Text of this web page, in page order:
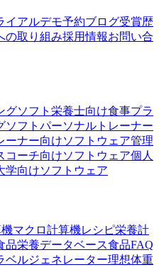
イアルデモ予約ブログ受賞歴
の取り組み採用情報お問い合
グソフト 栄養士向け食事プラ
ソフト パーソナルトレーナー
ーナー向けソフトウェア管理
コーチ向けソフトウェア個人
学向けソフトウェア
マクロ計算機レシピ栄養計
品栄養データベース食品FAQ
ベルジェネレーター理想体重